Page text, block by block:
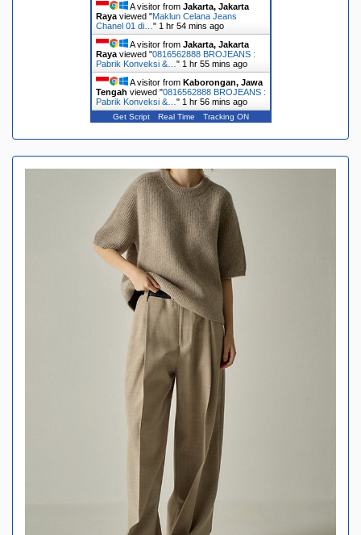
A visitor from Jakarta, Jakarta
Rayaviewed "Maklun Celana Jeans
Chanel 01 di… " 1 hr 54 mins ago
A visitor from Jakarta, Jakarta
Rayaviewed "0816562888 BROJEANS :
Pabrik Konveksi &… " 1 hr 55 mins ago
A visitor from Kaborongan, Jawa
Tengah viewed "0816562888 BROJEANS :
Pabrik Konveksi &… " 1 hr 56 mins ago
Get Script Real Time Tracking ON